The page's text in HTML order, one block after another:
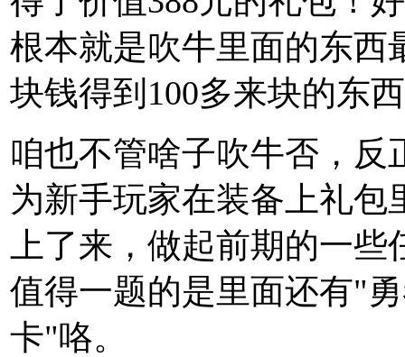
根本就是吹牛里面的东西
块钱得到100多来块的东
咱也不管啥子吹牛否，反
为新手玩家在装备上礼
上了来，做起前期的一
值得一题的是里面还有"
卡"咯。